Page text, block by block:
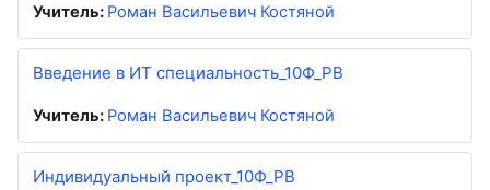
Учитель: Роман Васильевич Костяной
Введение в ИТ специальность_10Ф_РВ
Учитель: Роман Васильевич Костяной
Индивидуальный проект_10Ф_РВ